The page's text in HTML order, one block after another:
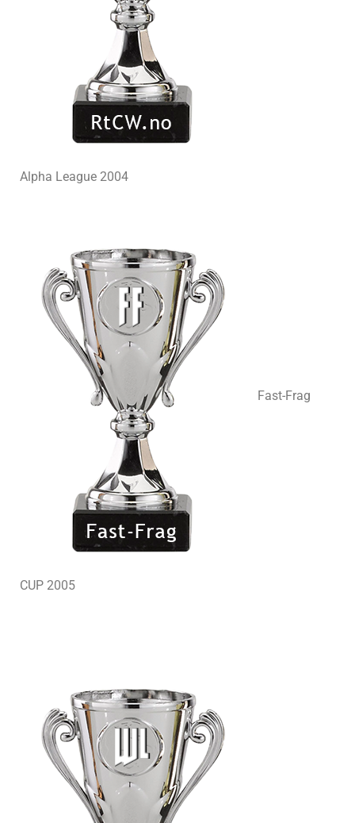
Alpha League 2004
Fast-Frag
CUP 2005